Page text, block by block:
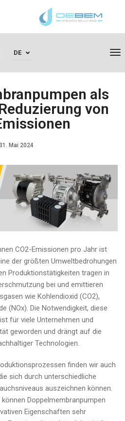
DE
als
von
31. Mai 2024
CO2-Emissionen pro Jahr ist
der größten Umweltbedrohungen
Produktionstätigkeiten tragen in
bei und emittieren
wie Kohlendioxid (CO2),
(NOx). Die Notwendigkeit, diese
für viele Unternehmen und
geworden und drängt auf die
Technologien.
finden wir auch
sich durch unterschiedliche
auszeichnen können.
Doppelmembranpumpen
Eigenschaften sehr